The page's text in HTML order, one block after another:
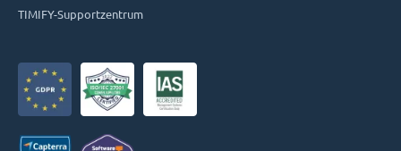
TIMIFY-Supportzentrum